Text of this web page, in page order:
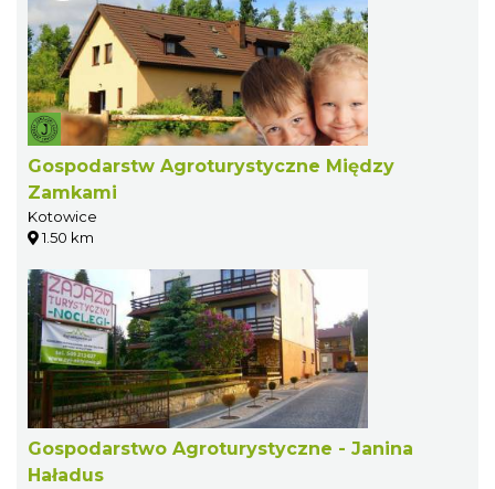
Gospodarstw Agroturystyczne Między
Zamkami
Kotowice
1.50 km
Gospodarstwo Agroturystyczne - Janina
Haładus